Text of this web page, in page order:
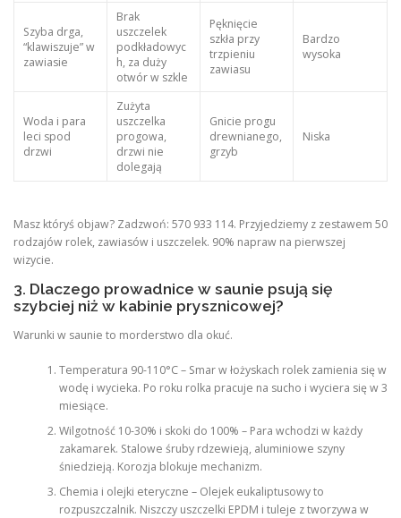
Szyba drga,
“klawiszuje” w
zawiasie
Brak
uszczelek
podkładowyc
h, za duży
otwór w szkle
Pęknięcie
szkła przy
trzpieniu
zawiasu
Bardzo
wysoka
Woda i para
leci spod
drzwi
Zużyta
uszczelka
progowa,
drzwi nie
dolegają
Gnicie progu
drewnianego,
grzyb
Niska
Masz któryś objaw? Zadzwoń: 570 933 114. Przyjedziemy z zestawem 50
rodzajów rolek, zawiasów i uszczelek. 90% napraw na pierwszej
wizycie.
3. Dlaczego prowadnice w saunie psują się
szybciej niż w kabinie prysznicowej?
Warunki w saunie to morderstwo dla okuć.
Temperatura 90-110°C – Smar w łożyskach rolek zamienia się w
wodę i wycieka. Po roku rolka pracuje na sucho i wyciera się w 3
miesiące.
Wilgotność 10-30% i skoki do 100% – Para wchodzi w każdy
zakamarek. Stalowe śruby rdzewieją, aluminiowe szyny
śniedzieją. Korozja blokuje mechanizm.
Chemia i olejki eteryczne – Olejek eukaliptusowy to
rozpuszczalnik. Niszczy uszczelki EPDM i tuleje z tworzywa w